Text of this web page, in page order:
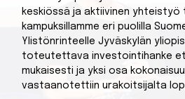
keskiössä ja aktiivinen yhteistyö
kampuksillamme eri puolilla
Ylistönrinteelle Jyväskylän
toteutettava investointihanke
mukaisesti ja yksi osa
vastaanotettiin urakoitsijalta